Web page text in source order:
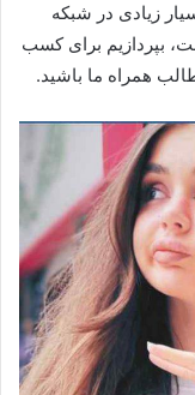
زیادی در شبکه
بپردازیم برای کسب
همراه ما باشید.